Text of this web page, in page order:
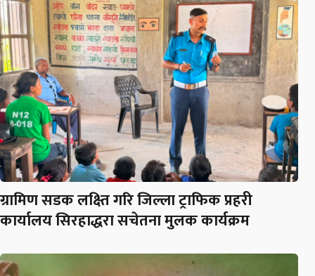
ग्रामिण सडक लक्ष्ति गरि जिल्ला ट्राफिक प्रहरी
कार्यालय सिरहाद्धरा सचेतना मुलक कार्यक्रम